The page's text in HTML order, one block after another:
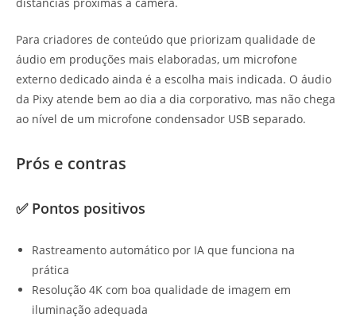
Para criadores de conteúdo que priorizam qualidade de
áudio em produções mais elaboradas, um microfone
externo dedicado ainda é a escolha mais indicada. O áudio
da Pixy atende bem ao dia a dia corporativo, mas não chega
ao nível de um microfone condensador USB separado.
Prós e contras
✅ Pontos positivos
Rastreamento automático por IA que funciona na
prática
Resolução 4K com boa qualidade de imagem em
iluminação adequada